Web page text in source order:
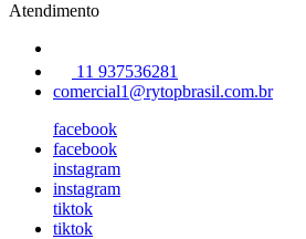
Atendimento
11 937536281
comercial1@rytopbrasil.com.br
facebook
facebook
instagram
instagram
tiktok
tiktok